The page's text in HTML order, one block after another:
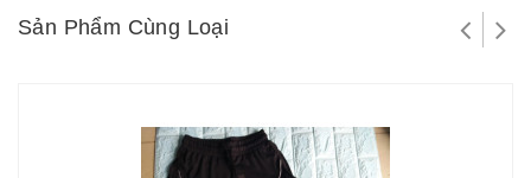
Sản Phẩm Cùng Loại